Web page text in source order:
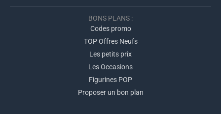
BONS PLANS :
Codes promo
TOP Offres Neufs
Les petits prix
Les Occasions
Figurines POP
Proposer un bon plan